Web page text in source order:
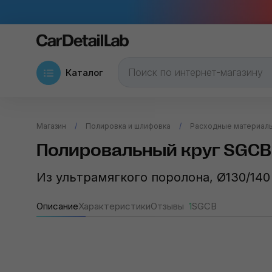
Каталог
Магазин Полировка и шлифовка Расходные
Полировальный круг
Из ультрамягкого поролона, Ø130/
ОписаниеХарактеристикиОтзывы 1SGCB